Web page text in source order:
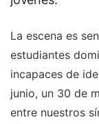
La escena es
estudiantes
incapaces de
junio, un 30 de
entre nuestros